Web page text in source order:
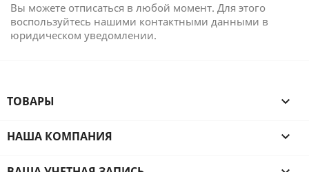
Вы можете отписаться в любой момент. Для этого
воспользуйтесь нашими контактными данными в
юридическом уведомлении.
ТОВАРЫ 
НАША КОМПАНИЯ 